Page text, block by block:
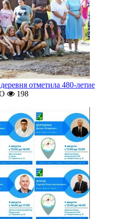
отметила 480-летие
198